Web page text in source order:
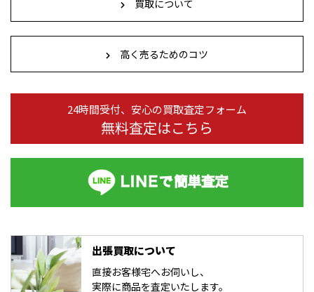
買取について
高く売るためのコツ
24時間受付、安心の買取査定フォーム
無料査定はこちら
出張買取について
直接お客様宅へお伺いし、
実際に商品を査定いたします。